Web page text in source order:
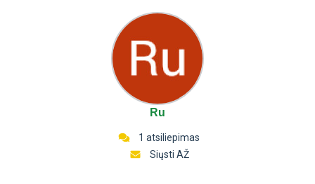
Ru
1 atsiliepimas
Siųsti AŽ